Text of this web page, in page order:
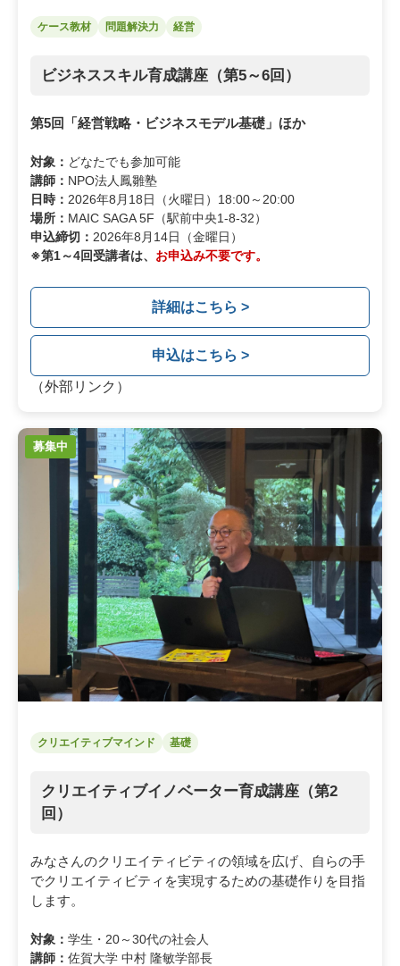
ケース教材 問題解決力 経営
ビジネススキル育成講座（第5～6回）
第5回「経営戦略・ビジネスモデル基礎」ほか
対象： どなたでも参加可能
講師： NPO法人鳳雛塾
日時： 2026年8月18日（火曜日）18:00～20:00
場所： MAIC SAGA 5F（駅前中央1-8-32）
申込締切： 2026年8月14日（金曜日）
※第1～4回受講者は、 お申込み不要です。
詳細はこちら >
申込はこちら >
（外部リンク）
募集中
クリエイティブマインド 基礎
クリエイティブイノベーター育成講座（第2
回）
みなさんのクリエイティビティの領域を広げ、自らの手
でクリエイティビティを実現するための基礎作りを目指
します。
対象： 学生・20～30代の社会人
講師： 佐賀大学 中村 隆敏学部長